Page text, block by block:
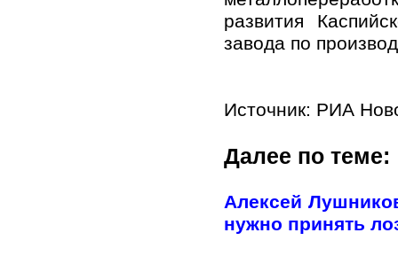
развития
завода по
Источник: РИА
Далее по теме:
Алексей
нужно принять